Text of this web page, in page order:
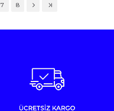
7 8